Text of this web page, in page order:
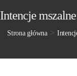
Intencje
Strona główna>